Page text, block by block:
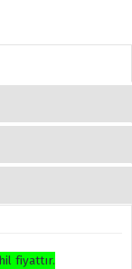
fiyattır.